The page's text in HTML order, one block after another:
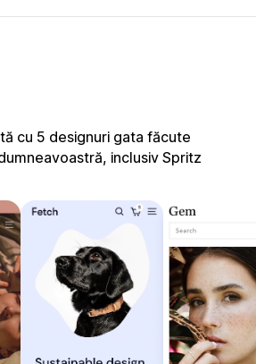
cu 5 designuri gata făcute
inclusiv Spritz